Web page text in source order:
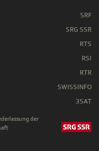
SRF
SRG SSR
RTS
RSI
RTR
SWISSINFO
3SAT
der